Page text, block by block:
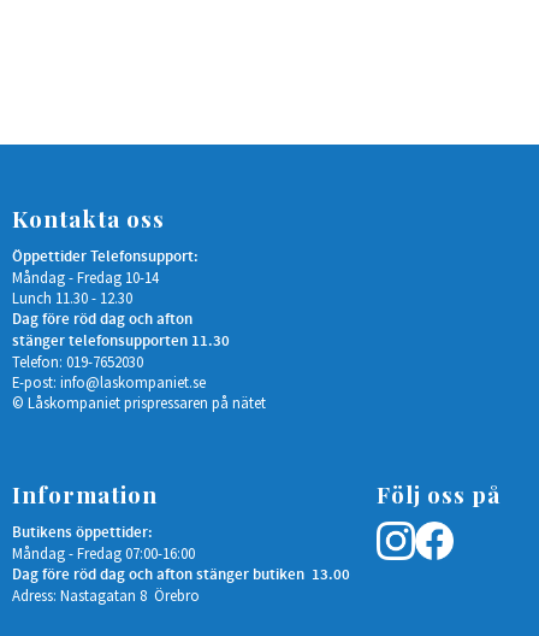
Kontakta oss
Öppettider Telefonsupport:
Måndag - Fredag 10-14
Lunch 11.30 - 12.30
Dag före röd dag och afton
stänger telefonsupporten 11.30
Telefon: 019-7652030
E-post: info@laskompaniet.se
© Låskompaniet prispressaren på nätet
Information
Butikens öppettider:
Måndag - Fredag 07:00-16:00
Dag före röd dag och afton stänger butiken 13.00
Adress: Nastagatan 8 Örebro
Följ oss på